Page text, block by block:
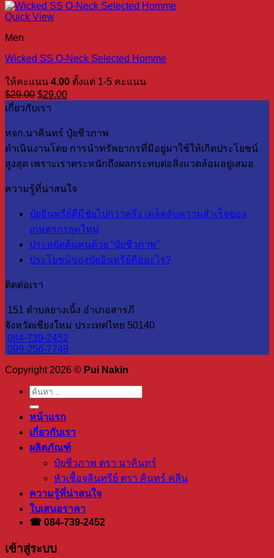
Quick View
Men
Wicked SS O-Neck Selected Homme
ให้คะแนน 4.00 ตั้งแต่ 1-5 คะแนน
$29.00 Original
price
$29.00.
$29.00Current
$29.00.
เกี่ยวกับเรา
หจก.นาคินทร์ ปุ๋ยชีวภาพ
ดำเนินงานโดย การนำทรัพยากรที่มีอยู่มาใช้ให้เกิดประโยชน์
สูงสุด เพราะเราตระหนักถึงผลกระทบต่อสิ่งแวดล้อมอยู่เสมอ
ความรู้ที่น่าสนใจ
ปุ๋ยอินทรีย์ดีมีชัยไปกว่าครึ่ง เคล็ดลับความสำเร็จของ
เกษตรกรยุคใหม่
ประหยัดต้นทุนด้วย “ปุ๋ยชีวภาพ”
ประโยชน์ของปุ๋ยอินทรีย์คืออะไร?
ติดต่อเรา
151 ตำบลยางเนิ้ง อำเภอสารภี
จังหวัดเชียงใหม่ ประเทศไทย 50140
084-739-2452
099-256-7749
Copyright 2026 © Pui Nakin
ค้นหา:
หน้าแรก
เกี่ยวกับเรา
ผลิตภัณฑ์
ปุ๋ยชีวภาพ ตรา นาคินทร์
หัวเชื้อจุลินทรีย์ ตรา คินทร์ คลีน
ความรู้ที่น่าสนใจ
ใบเสนอราคา
☎ 084-739-2452
เข้าสู่ระบบ